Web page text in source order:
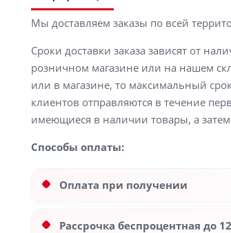
Мы доставляем заказы по всей
Сроки доставки заказа зависят от
розничном магазине или на нашем
или в магазине, то максимальный
клиентов отправляются в течение
имеющиеся в наличии товары, а
Способы оплаты:
Оплата при получении
Рассрочка беспроцентная до